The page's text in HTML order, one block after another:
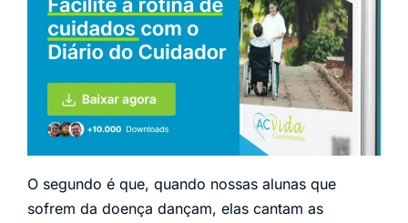
O segundo é que, quando nossas alunas que
sofrem da doença dançam, elas cantam as